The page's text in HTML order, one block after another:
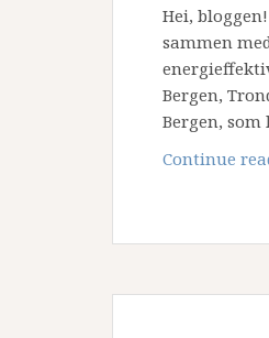
Hei,
sammen
Bergen,
Bergen,
Continue